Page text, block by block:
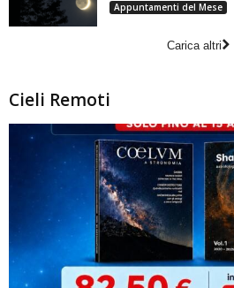
Appuntamenti del Mese
Carica altri
Cieli Remoti